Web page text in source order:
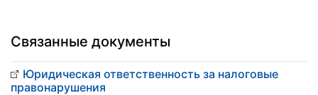
Связанные документы
Юридическая ответственность за налоговые
правонарушения